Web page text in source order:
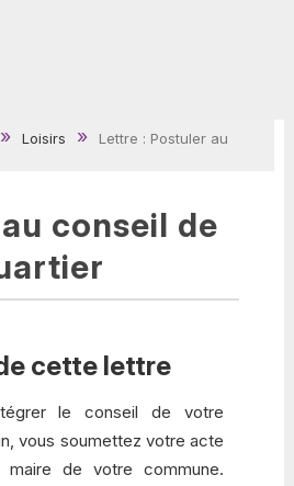
Loisirs
Lettre : Postuler au
conseil de
cette lettre
le conseil de votre
vous soumettez votre acte
maire de votre commune.